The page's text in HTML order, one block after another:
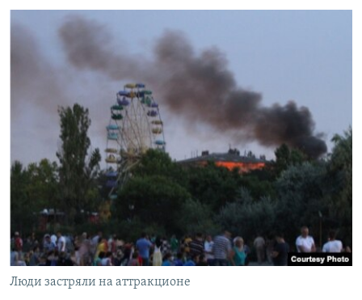
Люди застряли на аттракционе